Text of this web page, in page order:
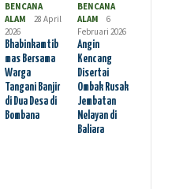
BENCANA
ALAM
28 April
2026
Bhabinkamtib
mas Bersama
Warga
Tangani Banjir
di Dua Desa di
Bombana
BENCANA
ALAM
6
Februari 2026
Angin
Kencang
Disertai
Ombak Rusak
Jembatan
Nelayan di
Baliara